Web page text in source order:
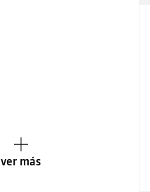
ver más